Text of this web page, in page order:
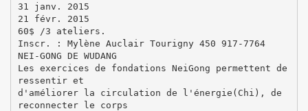
31 janv. 2015
21 févr. 2015
60$ /3 ateliers.
Inscr. : Mylène Auclair Tourigny 450 917-7764
NEI-GONG DE WUDANG
Les exercices de fondations NeiGong permettent de
ressentir et
d'améliorer la circulation de l'énergie(Chi), de
reconnecter le corps